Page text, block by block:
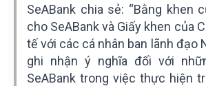
SeABank chia sẻ: “Bằng khen
cho SeABank và Giấy khen của
tế với các cá nhân ban lãnh đạo
ghi nhận ý nghĩa đối với
SeABank trong việc thực hiện